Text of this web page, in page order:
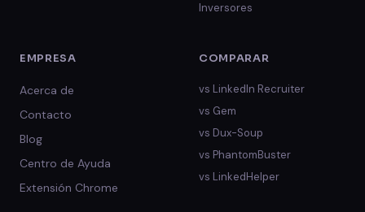
Inversores
EMPRESA
Acerca de
Contacto
Blog
Centro de Ayuda
Extensión Chrome
COMPARAR
vs LinkedIn Recruiter
vs Gem
vs Dux-Soup
vs PhantomBuster
vs LinkedHelper